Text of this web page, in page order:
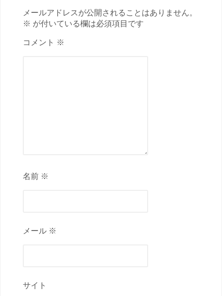
メールアドレスが公開されることはありません。
※ が付いている欄は必須項目です
コメント ※
名前 ※
メール ※
サイト